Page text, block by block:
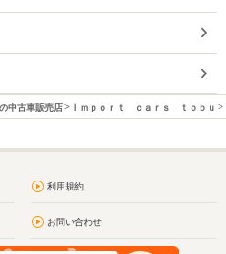
中古車販売店 Ｉｍｐｏｒｔ ｃａｒｓ ｔｏｂｕ
利用規約
お問い合わせ